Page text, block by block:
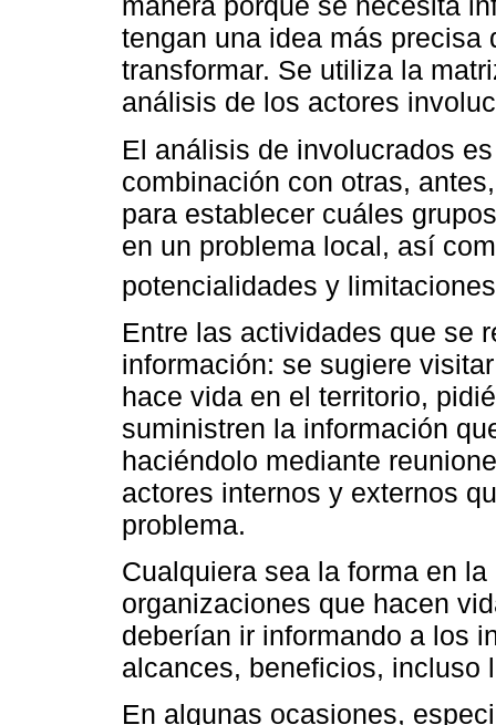
tengan una idea más precisa
transformar. Se utiliza la
análisis de los actores
El análisis de involucrados
combinación con otras,
para establecer cuáles
en un problema local, así
potencialidades y
Entre las actividades que se
información: se sugiere
hace vida en el territorio,
suministren la información
haciéndolo mediante
actores internos y externos
problema.
Cualquiera sea la forma en
organizaciones que hacen
deberían ir informando a los
alcances, beneficios, incluso
En algunas ocasiones,